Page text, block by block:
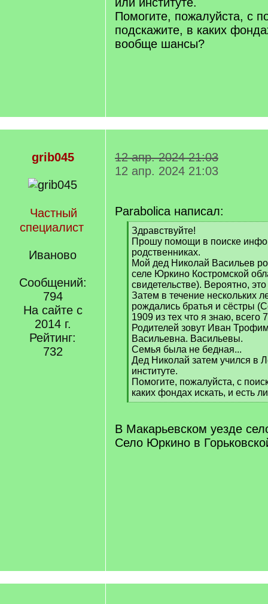
Помогите, пожалуйста, с
подскажите, в каких
вообще шансы?
grib045
Частный
специалист
Иваново
Сообщений:
794
На сайте с
2014 г.
Рейтинг:
732
12 апр. 2024 21:03
12 апр. 2024 21:03
Parabolica написал:
[
q
]
Здравствуйте!
Прошу помощи в поиске
родственниках.
Мой дед Николай Васильев
селе Юркино Костромской
свидетельстве). Вероятно,
Затем в течение нескольких
рождались братья и сёстры
1909 из тех что я знаю, всего
Родителей зовут Иван
Васильевна. Васильевы.
Семья была не бедная...
Дед Николай затем учился в
институте.
Помогите, пожалуйста, с
каких фондах искать, и есть
[
q
]
В Макарьевском уезде
Село Юркино в